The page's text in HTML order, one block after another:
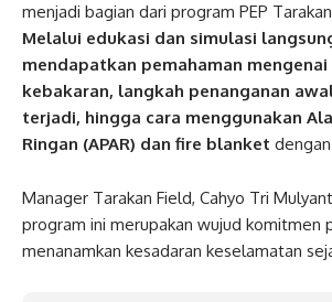
menjadi bagian dari program PEP
Melalui edukasi dan simulasi
mendapatkan pemahaman
kebakaran, langkah penanganan
terjadi, hingga cara menggunakan
Ringan (APAR) dan fire blanket
Manager Tarakan Field, Cahyo Tri
program ini merupakan wujud komitmen
menanamkan kesadaran keselamatan